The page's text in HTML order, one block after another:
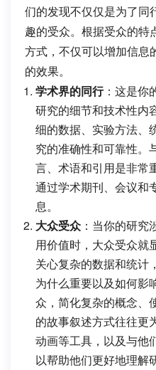
们的发现不仅仅是为了同
趣的受众。根据受众的特
方式，不仅可以增加信息
的效果。
学术界的同行：这是你
研究的细节和技术性内
细的数据、实验方法、
究的准确性和可靠性。
言、术语和引用是非常
通过学术期刊、会议和
息。
大众受众 ：当你的研
用价值时，大众受众就
关心复杂的数据和统计
为什么重要以及如何影
众，简化复杂的概念、
的故事叙述方式往往更
动画等工具，以及与他
以帮助他们更好地理解